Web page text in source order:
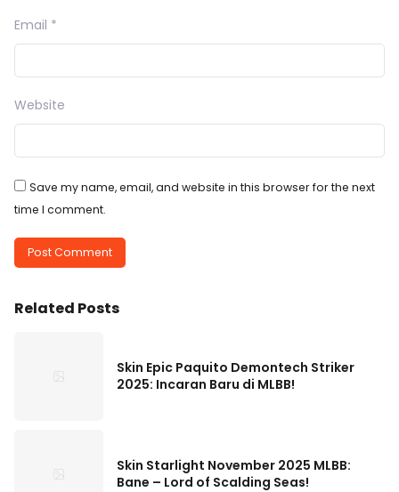
Email *
Website
Save my name, email, and website in this browser for the next
time I comment.
Related Posts
Skin Epic Paquito Demontech Striker
2025: Incaran Baru di MLBB!
Skin Starlight November 2025 MLBB:
Bane – Lord of Scalding Seas!